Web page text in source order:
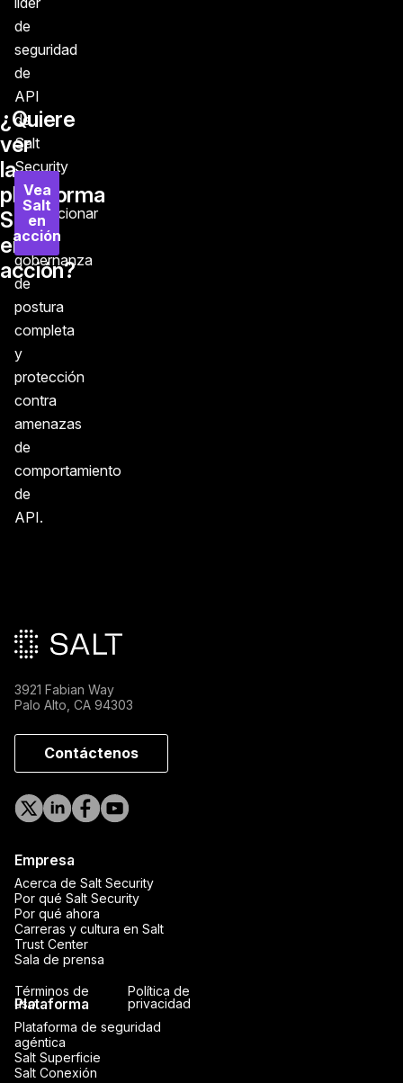
¿Quiere
ver
la
plataforma
Salt
en
acción?
de
seguridad
de
API
de
Salt
Security
puede
proporcionar
una
gobernanza
de
postura
completa
y
protección
contra
amenazas
de
comportamiento
de
API.
Vea
Salt
en
acción
3921 Fabian Way
Palo Alto, CA 94303
Contáctenos
Empresa
Acerca de Salt Security
Por qué Salt Security
Por qué ahora
Carreras y cultura en Salt
Trust Center
Sala de prensa
Plataforma
Plataforma de seguridad
agéntica
Salt Superficie
Salt Conexión
Términos de
uso
Política de
privacidad